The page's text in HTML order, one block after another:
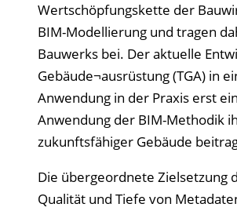
Wertschöpfungskette der
BIM-Modellierung und tragen
Bauwerks bei. Der aktuelle
Gebäude¬ausrüstung (TGA) in
Anwendung in der Praxis erst
Anwendung der BIM-Methodik
zukunftsfähiger Gebäude
Die übergeordnete Zielsetzung
Qualität und Tiefe von